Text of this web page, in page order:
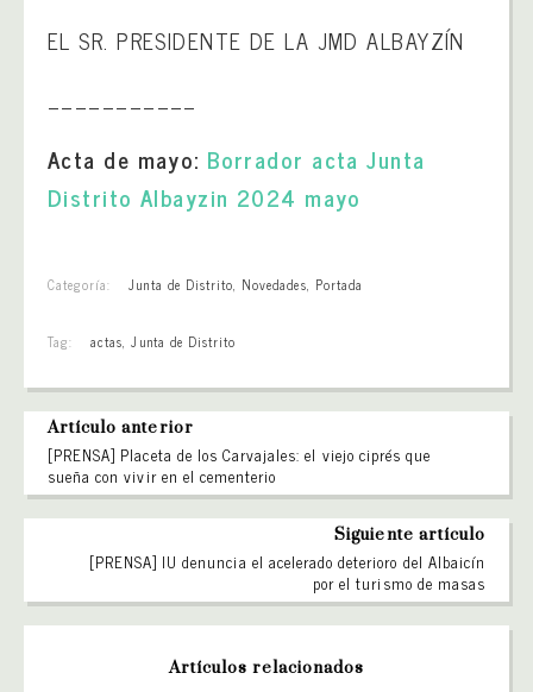
EL SR. PRESIDENTE DE LA JMD ALBAYZÍN
___________
Acta de mayo: Borrador acta Junta
Distrito Albayzin 2024 mayo
Categoría: Junta de Distrito, Novedades, Portada
Tag: actas,Junta de Distrito
Artículo anterior
[PRENSA] Placeta de los Carvajales: el viejo ciprés que
sueña con vivir en el cementerio
Siguiente artículo
[PRENSA] IU denuncia el acelerado deterioro del Albaicín
por el turismo de masas
Artículos relacionados